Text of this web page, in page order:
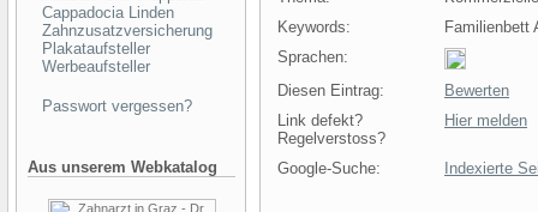
Cappadocia Linden
Zahnzusatzversicherung
Plakataufsteller
Werbeaufsteller
Passwort vergessen?
Aus unserem Webkatalog
Keywords:
Familienbett
Sprachen:
Diesen Eintrag:
Bewerten
Link defekt?
Regelverstoss?
Hier melden
Google-Suche: Indexierte